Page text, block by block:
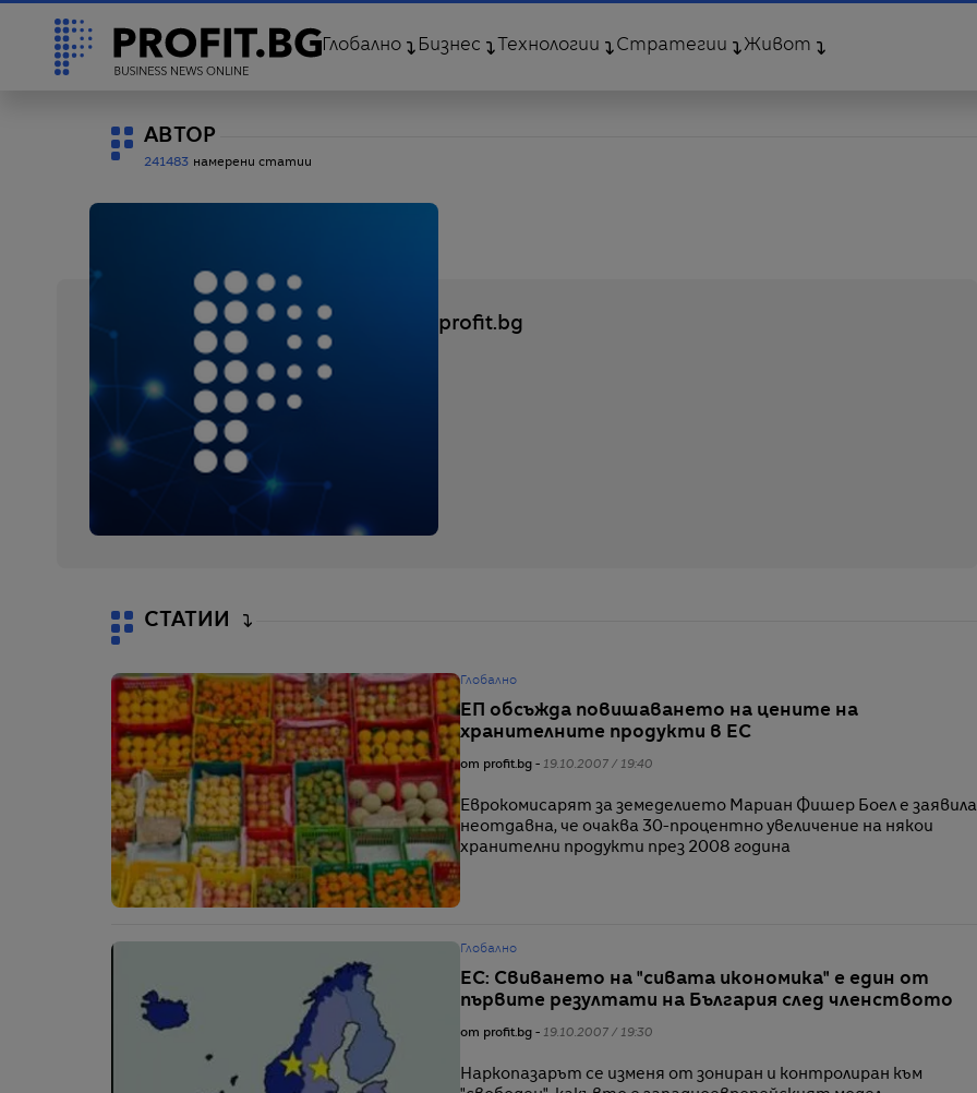
Глобално Бизнес Технологии Стратегии Живот
АВТОР
241483 намерени статии
profit.bg
СТАТИИ
Глобално
ЕП обсъжда повишаването на цените на
хранителните продукти в ЕС
от profit.bg - 19.10.2007 / 19:40
Еврокомисарят за земеделието Мариан Фишер Боел е заявила
неотдавна, че очаква 30-процентно увеличение на някои
хранителни продукти през 2008 година
Глобално
ЕС: Свиването на "сивата икономика" е един от
първите резултати на България след членството
от profit.bg - 19.10.2007 / 19:30
Наркопазарът се изменя от зониран и контролиран към